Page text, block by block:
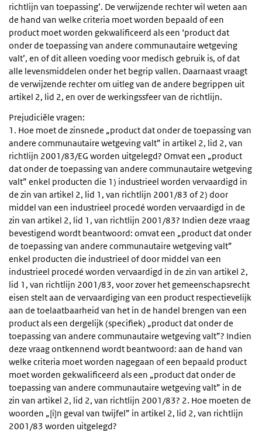
richtlijn van toepassing’. De verwijzende rechter wil weten aan
de hand van welke criteria moet worden bepaald of een
product moet worden gekwalificeerd als een ‘product dat
onder de toepassing van andere communautaire wetgeving
valt’, en of dit alleen voeding voor medisch gebruik is, of dat
alle levensmiddelen onder het begrip vallen. Daarnaast vraagt
de verwijzende rechter om uitleg van de andere begrippen uit
artikel 2, lid 2, en over de werkingssfeer van de richtlijn.
Prejudiciële vragen:
1. Hoe moet de zinsnede „product dat onder de toepassing van
andere communautaire wetgeving valt” in artikel 2, lid 2, van
richtlijn 2001/83/EG worden uitgelegd? Omvat een „product
dat onder de toepassing van andere communautaire wetgeving
valt” enkel producten die 1) industrieel worden vervaardigd in
de zin van artikel 2, lid 1, van richtlijn 2001/83 of 2) door
middel van een industrieel procedé worden vervaardigd in de
zin van artikel 2, lid 1, van richtlijn 2001/83? Indien deze vraag
bevestigend wordt beantwoord: omvat een „product dat onder
de toepassing van andere communautaire wetgeving valt”
enkel producten die industrieel of door middel van een
industrieel procedé worden vervaardigd in de zin van artikel 2,
lid 1, van richtlijn 2001/83, voor zover het gemeenschapsrecht
eisen stelt aan de vervaardiging van een product respectievelijk
aan de toelaatbaarheid van het in de handel brengen van een
product als een dergelijk (specifiek) „product dat onder de
toepassing van andere communautaire wetgeving valt”? Indien
deze vraag ontkennend wordt beantwoord: aan de hand van
welke criteria moet worden nagegaan of een bepaald product
moet worden gekwalificeerd als een „product dat onder de
toepassing van andere communautaire wetgeving valt” in de
zin van artikel 2, lid 2, van richtlijn 2001/83? 2. Hoe moeten de
woorden „[i]n geval van twijfel” in artikel 2, lid 2, van richtlijn
2001/83 worden uitgelegd?